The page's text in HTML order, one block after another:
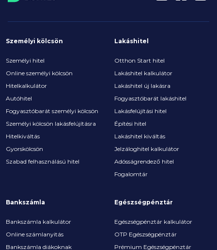
Személyi kölcsön
Személyi hitel
Online személyi kölcsön
Hitelkalkulátor
Autóhitel
Fogyasztóbarát személyi kölcsön
Személyi kölcsön lakásfelújításra
Hitelkiváltás
Gyorskölcsön
Szabad felhasználású hitel
Lakáshitel
Otthon Start hitel
Lakáshitel kalkulátor
Lakáshitel új lakásra
Fogyasztóbarát lakáshitel
Lakásfelújítási hitel
Építési hitel
Lakáshitel kiváltás
Jelzáloghitel kalkulátor
Adósságrendező hitel
Fogalomtár
Bankszámla
Bankszámla kalkulátor
Online számlanyitás
Bankszámla diákoknak
Egészségpénztár
Egészségpénztár kalkulátor
OTP Egészségpénztár
Prémium Egészségpénztár